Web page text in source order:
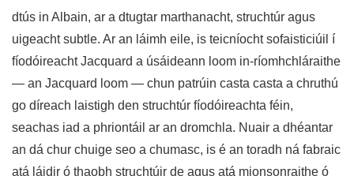
dtús in Albain, ar a dtugtar marthanacht, struchtúr agus
uigeacht subtle. Ar an láimh eile, is teicníocht sofaisticiúil í
fíodóireacht Jacquard a úsáideann loom in-ríomhchláraithe
— an Jacquard loom — chun patrúin casta casta a chruthú
go díreach laistigh den struchtúr fíodóireachta féin,
seachas iad a phriontáil ar an dromchla. Nuair a dhéantar
an dá chur chuige seo a chumasc, is é an toradh ná fabraic
atá láidir ó thaobh struchtúir de agus atá mionsonraithe ó